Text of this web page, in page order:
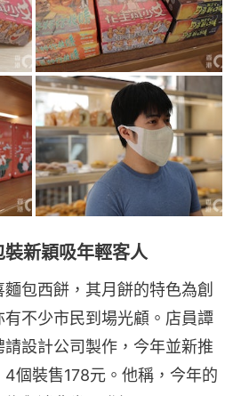
裝新穎吸年輕客人
包西餅，其月餅的特色為創
不少市民到場光顧。店員譚
設計公司製作，今年並新推
個裝售178元。他稱，今年的